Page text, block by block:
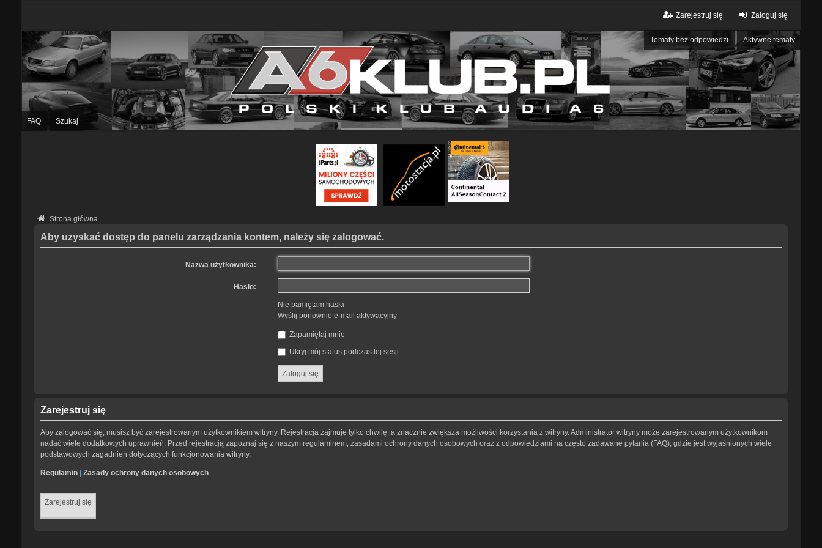
Zaloguj się
Zarejestruj się
Tematy bez odpowiedzi Aktywne tematy
FAQ Szukaj
Strona główna
Aby uzyskać dostęp do panelu zarządzania kontem, należy się zalogować.
Nazwa użytkownika:
Hasło:
Nie pamiętam hasła
Wyślij ponownie e-mail aktywacyjny
Zapamiętaj mnie
Ukryj mój status podczas tej sesji
Zarejestruj się
Aby zalogować się, musisz być zarejestrowanym użytkownikiem witryny. Rejestracja zajmuje tylko chwilę, a znacznie zwiększa możliwości korzystania z witryny. Administrator witryny może zarejestrowanym użytkownikom
nadać wiele dodatkowych uprawnień. Przed rejestracją zapoznaj się z naszym regulaminem, zasadami ochrony danych osobowych oraz z odpowiedziami na często zadawane pytania (FAQ), gdzie jest wyjaśnionych wiele
podstawowych zagadnień dotyczących funkcjonowania witryny.
Regulamin| Zasady ochrony danych osobowych
Zarejestruj się